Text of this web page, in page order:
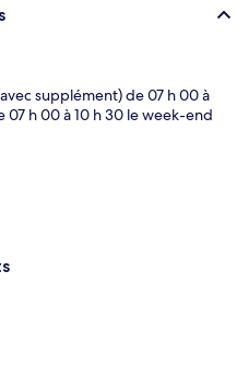
supplément) de 07 h 00 à
07 h 00 à 10 h 30 le week-end